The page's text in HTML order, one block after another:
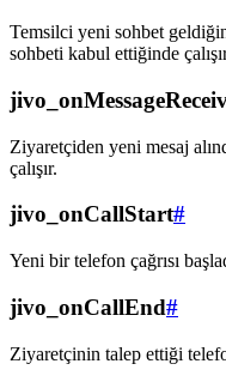
Temsilci yeni sohbet
sohbeti kabul ettiğinde
Ziyaretçiden yeni mesaj
çalışır.
jivo_onCallStart#
Yeni bir telefon çağrısı
jivo_onCallEnd#
Ziyaretçinin talep ettiği